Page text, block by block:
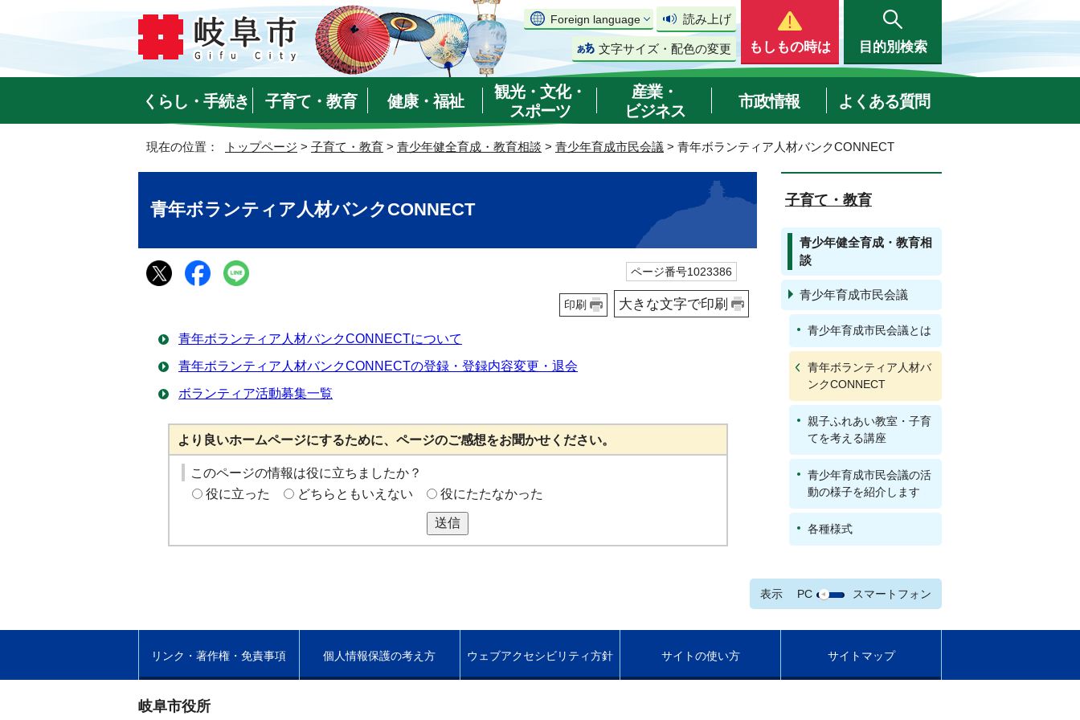
Foreign language 読み上げ
文字サイズ・配色の変更 もしもの時は 目的別検索
くらし・手続き 子育て・教育 健康・福祉
観光・文化・
スポーツ
産業・
ビジネス
市政情報 よくある質問
現在の位置： トップページ > 子育て・教育 > 青少年健全育成・教育相談 > 青少年育成市民会議 > 青年ボランティア人材バンクCONNECT
青年ボランティア人材バンクCONNECT
ページ番号1023386
印刷 大きな文字で印刷
青年ボランティア人材バンクCONNECTについて
青年ボランティア人材バンクCONNECTの登録・登録内容変更・退会
ボランティア活動募集一覧
より良いホームページにするために、ページのご感想をお聞かせください。
このページの情報は役に立ちましたか？
役に立った
どちらともいえない 役にたたなかった
送信
子育て・教育
青少年健全育成・教育相
談
青少年育成市民会議
青少年育成市民会議とは
青年ボランティア人材バ
ンクCONNECT
親子ふれあい教室・子育
てを考える講座
青少年育成市民会議の活
動の様子を紹介します
各種様式
表示 PC スマートフォン
リンク・著作権・免責事項 個人情報保護の考え方 ウェブアクセシビリティ方針 サイトの使い方 サイトマップ
岐阜市役所